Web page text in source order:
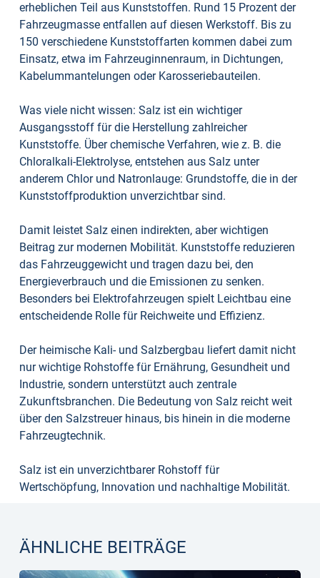
erheblichen Teil aus Kunststoffen. Rund 15 Prozent der
Fahrzeugmasse entfallen auf diesen Werkstoff. Bis zu
150 verschiedene Kunststoffarten kommen dabei zum
Einsatz, etwa im Fahrzeuginnenraum, in Dichtungen,
Kabelummantelungen oder Karosseriebauteilen.
Was viele nicht wissen: Salz ist ein wichtiger
Ausgangsstoff für die Herstellung zahlreicher
Kunststoffe. Über chemische Verfahren, wie z. B. die
Chloralkali-Elektrolyse, entstehen aus Salz unter
anderem Chlor und Natronlauge: Grundstoffe, die in der
Kunststoffproduktion unverzichtbar sind.
Damit leistet Salz einen indirekten, aber wichtigen
Beitrag zur modernen Mobilität. Kunststoffe reduzieren
das Fahrzeuggewicht und tragen dazu bei, den
Energieverbrauch und die Emissionen zu senken.
Besonders bei Elektrofahrzeugen spielt Leichtbau eine
entscheidende Rolle für Reichweite und Effizienz.
Der heimische Kali- und Salzbergbau liefert damit nicht
nur wichtige Rohstoffe für Ernährung, Gesundheit und
Industrie, sondern unterstützt auch zentrale
Zukunftsbranchen. Die Bedeutung von Salz reicht weit
über den Salzstreuer hinaus, bis hinein in die moderne
Fahrzeugtechnik.
Salz ist ein unverzichtbarer Rohstoff für
Wertschöpfung, Innovation und nachhaltige Mobilität.
ÄHNLICHE BEITRÄGE